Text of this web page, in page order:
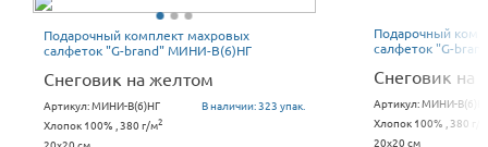
Подарочный комплект махровых
салфеток "G-brand" МИНИ-В(6)НГ
Снеговик на желтом
Артикул:МИНИ-В(6)НГ В наличии:323 упак.
Хлопок 100% , 380 г/м2
Подарочный
салфеток "G-
Снеговик на
Артикул:МИНИ-
Хлопок 100% , 380 г/м
20x20 см